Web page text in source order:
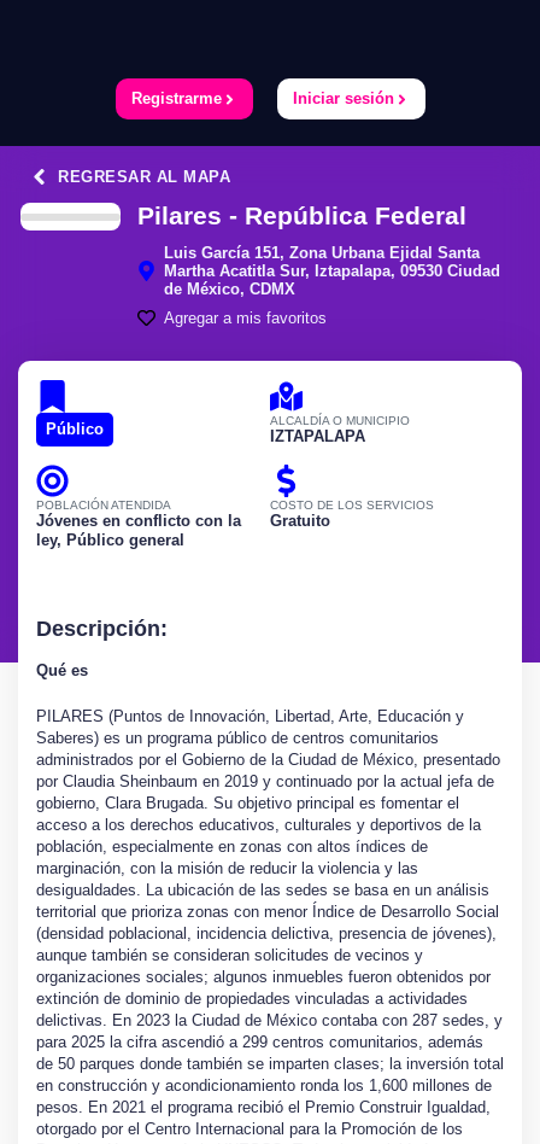
Registrarme Iniciar sesión
REGRESAR AL MAPA
Pilares - República Federal
Luis García 151, Zona Urbana Ejidal Santa
Martha Acatitla Sur, Iztapalapa, 09530 Ciudad
de México, CDMX
Agregar a mis favoritos
Público ALCALDÍA O MUNICIPIO
IZTAPALAPA
POBLACIÓN ATENDIDA
Jóvenes en conflicto con la
ley, Público general
COSTO DE LOS SERVICIOS
Gratuito
Descripción:
Qué es
PILARES (Puntos de Innovación, Libertad, Arte, Educación y
Saberes) es un programa público de centros comunitarios
administrados por el Gobierno de la Ciudad de México, presentado
por Claudia Sheinbaum en 2019 y continuado por la actual jefa de
gobierno, Clara Brugada. Su objetivo principal es fomentar el
acceso a los derechos educativos, culturales y deportivos de la
población, especialmente en zonas con altos índices de
marginación, con la misión de reducir la violencia y las
desigualdades. La ubicación de las sedes se basa en un análisis
territorial que prioriza zonas con menor Índice de Desarrollo Social
(densidad poblacional, incidencia delictiva, presencia de jóvenes),
aunque también se consideran solicitudes de vecinos y
organizaciones sociales; algunos inmuebles fueron obtenidos por
extinción de dominio de propiedades vinculadas a actividades
delictivas. En 2023 la Ciudad de México contaba con 287 sedes, y
para 2025 la cifra ascendió a 299 centros comunitarios, además
de 50 parques donde también se imparten clases; la inversión total
en construcción y acondicionamiento ronda los 1,600 millones de
pesos. En 2021 el programa recibió el Premio Construir Igualdad,
otorgado por el Centro Internacional para la Promoción de los